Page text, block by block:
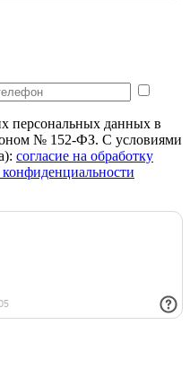
персональных данных в
№ 152-ФЗ. С условиями
cогласие на обработку